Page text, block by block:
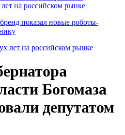
на российском рынке
показал новые роботы-
Богомаза
депутатом